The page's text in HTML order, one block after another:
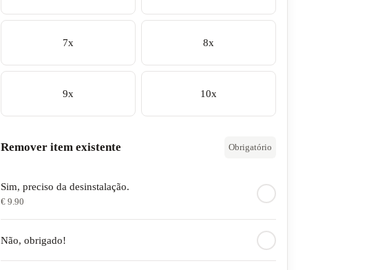
7x 8x
9x 10x
Remover item existente Obrigatório
Sim, preciso da desinstalação.
€ 9.90
Não, obrigado!